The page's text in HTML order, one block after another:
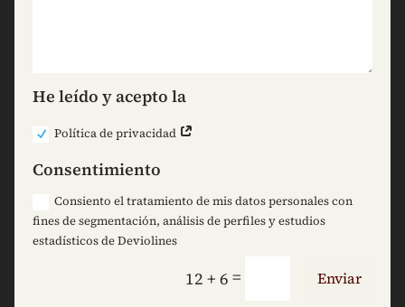
He leído y acepto la
Política de privacidad
Consentimiento
Consiento el tratamiento de mis datos personales con
fines de segmentación, análisis de perfiles y estudios
estadísticos de Deviolines
12 + 6 = Enviar